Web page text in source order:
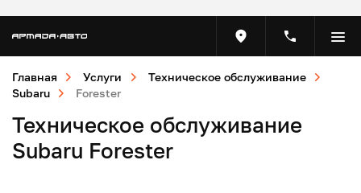
Главная Услуги
Техническое обслуживание
Subaru
Forester
Техническое обслуживание
Subaru Forester